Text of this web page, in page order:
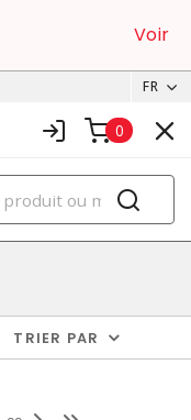
Voir
FR
0
TRIER PAR